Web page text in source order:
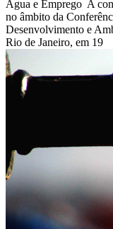
Água e Emprego A
no âmbito da
Desenvolvimento e
Rio de Janeiro, em 19